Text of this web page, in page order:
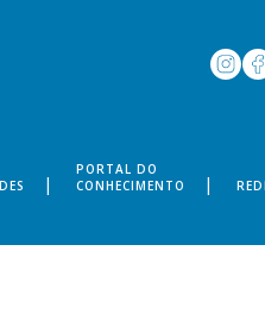
PORTAL DO
CONHECIMENTO